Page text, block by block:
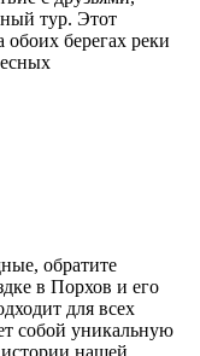
тур. Этот
берегах реки
обратите
в Порхов и его
для всех
собой уникальную
истории нашей